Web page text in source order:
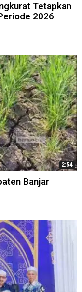
Tetapkan
2026–
2:54
Banjar